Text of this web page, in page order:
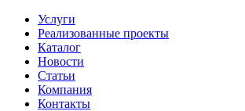
Услуги
Реализованные проекты
Каталог
Новости
Статьи
Компания
Контакты